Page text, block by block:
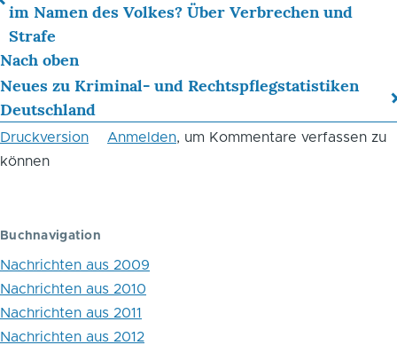
für
das
Blättern
im
Buch
von
Mitgliedern
der
Kriminologischen
im Namen des Volkes? Über Verbrechen und
Strafe
Nach oben
Neues zu Kriminal- und Rechtspflegstatistiken
Deutschland
Druckversion Anmelden, um Kommentare verfassen zu
können
Buchnavigation
Nachrichten aus 2009
Nachrichten aus 2010
Nachrichten aus 2011
Nachrichten aus 2012